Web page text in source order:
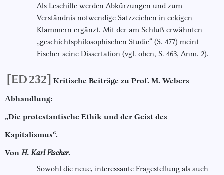
Als Lesehilfe werden Abkürzungen und zum
Verständnis notwendige Satzzeichen in eckigen
Klammern ergänzt. Mit der am Schluß erwähnten
„geschichtsphilosophischen Studie“ (S. 477) meint
Fischer seine Dissertation (vgl. oben, S. 463, Anm. 2).
[ED 232] Kritische Beiträge zu Prof. Μ. Webers
Abhandlung:
„Die protestantische Ethik und der Geist des
Kapitalismus“.
Von H. Karl Fischer.
Sowohl die neue, interessante Fragestellung als auch